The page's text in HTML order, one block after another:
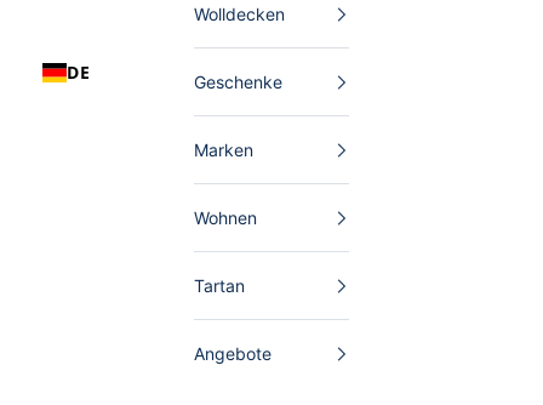
DE
Wolldecken
Geschenke
Marken
Wohnen
Tartan
Angebote